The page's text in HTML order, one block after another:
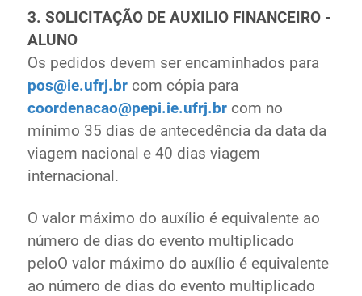
3. SOLICITAÇÃO DE AUXILIO FINANCEIRO -
ALUNO
Os pedidos devem ser encaminhados para
pos@ie.ufrj.brcom cópia para
coordenacao@pepi.ie.ufrj.br com no
mínimo 35 dias de antecedência da data da
viagem nacional e 40 dias viagem
internacional.
O valor máximo do auxílio é equivalente ao
número de dias do evento multiplicado
peloO valor máximo do auxílio é equivalente
ao número de dias do evento multiplicado